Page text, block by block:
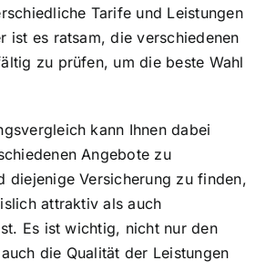
Tarife und Leistungen
ist es ratsam, die verschiedenen
zu prüfen, um die beste Wahl
kann Ihnen dabei
Angebote zu
diejenige Versicherung zu finden,
attraktiv als auch
Es ist wichtig, nicht nur den
die Qualität der Leistungen